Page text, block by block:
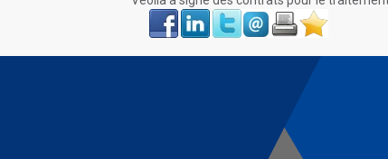
Face
book
LinkIn Twitter Envoyer ImprimerFavoris